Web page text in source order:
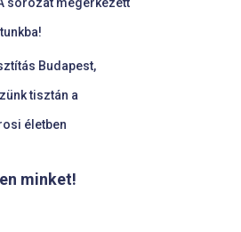
Budapest,
tisztán a
életben
minket!